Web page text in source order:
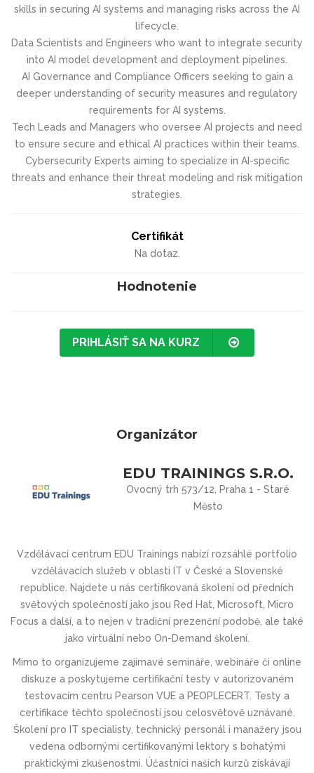
skills in securing AI systems and managing risks across the AI
lifecycle.
Data Scientists and Engineers who want to integrate security
into AI model development and deployment pipelines.
AI Governance and Compliance Officers seeking to gain a
deeper understanding of security measures and regulatory
requirements for AI systems.
Tech Leads and Managers who oversee AI projects and need
to ensure secure and ethical AI practices within their teams.
Cybersecurity Experts aiming to specialize in AI-specific
threats and enhance their threat modeling and risk mitigation
strategies.
Certifikát
Na dotaz.
Hodnotenie
PRIHLÁSIŤ SA NA KURZ
Organizátor
EDU TRAININGS S.R.O.
Ovocný trh 573/12, Praha 1 - Staré
Město
Vzdělávací centrum EDU Trainings nabízí rozsáhlé portfolio
vzdělávacích služeb v oblasti IT v České a Slovenské
republice. Najdete u nás certifikovaná školení od předních
světových společností jako jsou Red Hat, Microsoft, Micro
Focus a další , a to nejen v tradiční prezenční podobě , ale také
jako virtuálnínebo On-Demand školení.
Mimo to organizujeme zajímavé semináře, webináře či online
diskuze a poskytujeme certifikační testy v autorizovaném
testovacím centru Pearson VUE a PEOPLECERT . Testy a
certifikace těchto společností jsou celosvětově uznávané.
Školení pro IT specialisty, technický personál i manažery jsou
vedena odbornými certifikovanými lektory s bohatými
praktickými zkušenostmi. Účastníci našich kurzů získávají